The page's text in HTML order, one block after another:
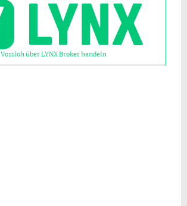
Vossloh über LYNX Broker handeln